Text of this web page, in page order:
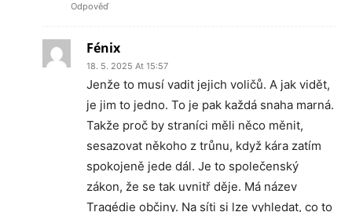
Odpověď
Fénix
18. 5. 2025 At 15:57
Jenže to musí vadit jejich voličů. A jak vidět,
je jim to jedno. To je pak každá snaha marná.
Takže proč by straníci měli něco měnit,
sesazovat někoho z trůnu, když kára zatím
spokojeně jede dál. Je to společenský
zákon, že se tak uvnitř děje. Má název
Tragédie občiny. Na síti si lze vyhledat, co to